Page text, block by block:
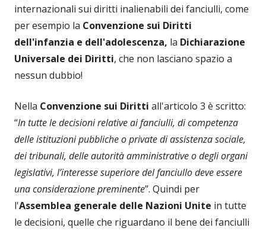
internazionali sui diritti inalienabili dei fanciulli, come
per esempio la Convenzione sui Diritti
dell'infanzia e dell'adolescenza, la Dichiarazione
Universale dei Diritti, che non lasciano spazio a
nessun dubbio!
Nella Convenzione sui Diritti all'articolo 3 è scritto:
“In tutte le decisioni relative ai fanciulli, di competenza
delle istituzioni pubbliche o private di assistenza sociale,
dei tribunali, delle autorità amministrative o degli organi
legislativi, l’interesse superiore del fanciullo deve essere
una considerazione preminente”. Quindi per
l'Assemblea generale delle Nazioni Unite in tutte
le decisioni, quelle che riguardano il bene dei fanciulli